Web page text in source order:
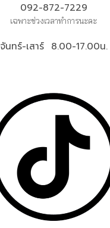
092-872-7229
เฉพาะช่วงเวลาทำการนะคะ
จันทร์-เสาร์ 8.00-17.00น.